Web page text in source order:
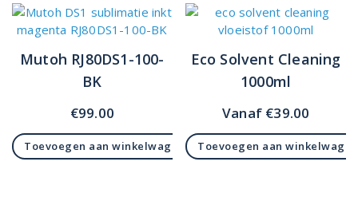
Mutoh RJ80DS1-100-
BK
€99.00
Toevoegen aan winkelwagen
Eco Solvent Cleaning
1000ml
Vanaf €39.00
Toevoegen aan winkelwagen